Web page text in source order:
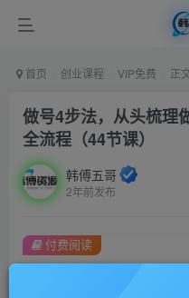
首页 创业课程 VIP免费 正
做号4步法，从头梳理
全流程（44节课）
韩傅五哥
2年前发布
付费阅读